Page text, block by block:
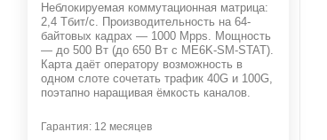
Неблокируемая коммутационная матрица:
2,4 Тбит/с. Производительность на 64‐
байтовых кадрах — 1000 Mpps. Мощность
— до 500 Вт (до 650 Вт с ME6K‐SM‐STAT).
Карта даёт оператору возможность в
одном слоте сочетать трафик 40G и 100G,
поэтапно наращивая ёмкость каналов.
Гарантия: 12 месяцев